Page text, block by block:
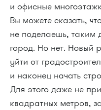
и офисные
Вы можете сказать,
не поделаешь, таким
город. Но нет. Новый
уйти от
и наконец начать
Для этого даже не
квадратных метров,